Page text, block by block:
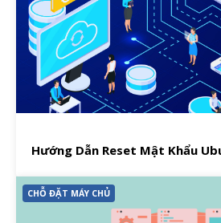
Hướng Dẫn Reset Mật Khẩu
CHỖ ĐẶT MÁY CHỦ